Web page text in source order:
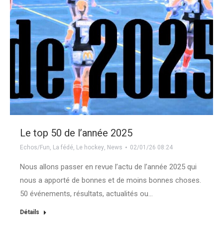
Le top 50 de l’année 2025
Echos/Fun La fédé Le hockey News 02/01/26 08:24
Nous allons passer en revue l’actu de l’année 2025 qui
nous a apporté de bonnes et de moins bonnes choses.
50 événements, résultats, actualités ou…
Détails